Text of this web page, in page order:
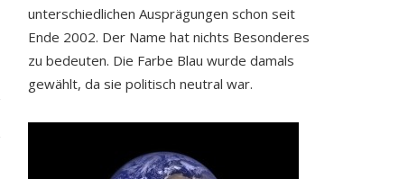
unterschiedlichen Ausprägungen schon seit
Ende 2002. Der Name hat nichts Besonderes
zu bedeuten. Die Farbe Blau wurde damals
gewählt, da sie politisch neutral war.